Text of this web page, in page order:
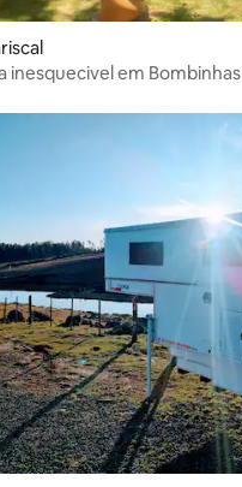
inesquecivel em Bombinhas